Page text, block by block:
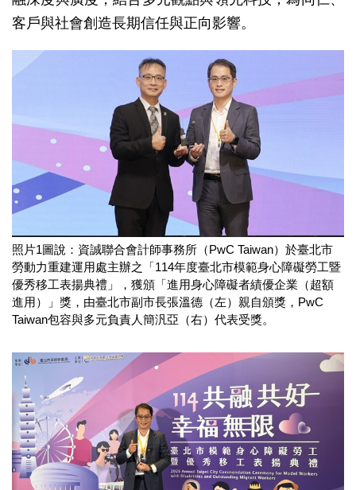
客戶與社會創造長期信任與正向影響。
照片1圖說：資誠聯合會計師事務所（PwC Taiwan）於臺北市
勞動力重建運用處主辦之「114年度臺北市模範身心障礙勞工暨
優秀移工表揚典禮」，獲頒「進用身心障礙者績優企業（超額
進用）」獎，由臺北市副市長張溫德（左）親自頒獎，PwC
Taiwan包容與多元負責人簡汎亞（右）代表受獎。